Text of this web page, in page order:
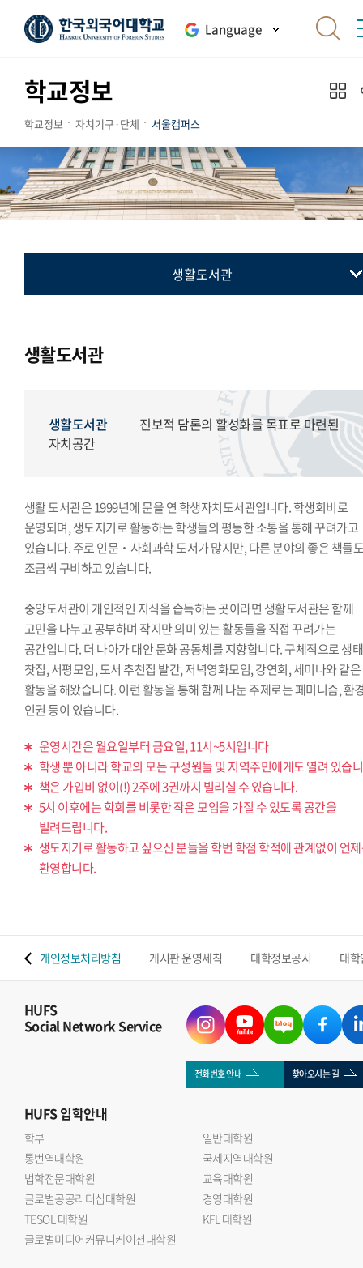
Language
학교정보
학교정보 자치기구·단체 서울캠퍼스
생활도서관
국제학생회
생활도서관
학생복지위원회
영상사업단
한국외대통역협회
한국외대119학군단
생활도서관
생활도서관
진보적 담론의 활성화를 목표로 마련된
자치공간
생활 도서관은 1999년에 문을 연 학생자치도서관입니다. 학생회비로
운영되며, 생도지기로 활동하는 학생들의 평등한 소통을 통해 꾸려가고
있습니다. 주로 인문˙사회과학 도서가 많지만, 다른 분야의 좋은 책들
조금씩 구비하고 있습니다.
중앙도서관이 개인적인 지식을 습득하는 곳이라면 생활도서관은 함께
고민을 나누고 공부하며 작지만 의미 있는 활동들을 직접 꾸려가는
공간입니다. 더 나아가 대안 문화 공동체를 지향합니다. 구체적으로 생태
찻집, 서평모임, 도서 추천집 발간, 저녁영화모임, 강연회, 세미나와 같은
활동을 해왔습니다. 이런 활동을 통해 함께 나눈 주제로는 페미니즘, 환
인권 등이 있습니다.
운영시간은 월요일부터 금요일, 11시~5시입니다
학생 뿐 아니라 학교의 모든 구성원들 및 지역주민에게도 열려 있습
책은 가입비 없이(!) 2주에 3권까지 빌리실 수 있습니다.
5시 이후에는 학회를 비롯한 작은 모임을 가질 수 있도록 공간을
빌려드립니다.
생도지기로 활동하고 싶으신 분들을 학번 학점 학적에 관계없이 언
환영합니다.
개인정보처리방침 게시판 운영세칙 대학정보공시 대
HUFS
Social Network Service
전화번호 안내 찾아오시는 길
HUFS입학안내
학부
일반대학원
통번역대학원
국제지역대학원
법학전문대학원
교육대학원
글로벌공공리더십대학원
경영대학원
TESOL 대학원
KFL 대학원
글로벌미디어커뮤니케이션대학원